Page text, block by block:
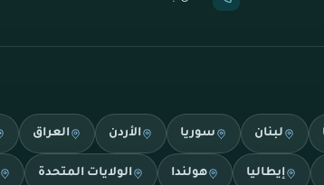
لبنان سوريا الأردن العراق
إيطاليا هولندا الولايات المتحدة